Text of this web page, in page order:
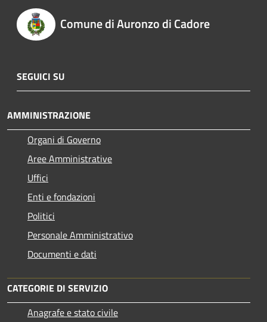
Comune di Auronzo di Cadore
SEGUICI SU
AMMINISTRAZIONE
Organi di Governo
Aree Amministrative
Uffici
Enti e fondazioni
Politici
Personale Amministrativo
Documenti e dati
CATEGORIE DI SERVIZIO
Anagrafe e stato civile